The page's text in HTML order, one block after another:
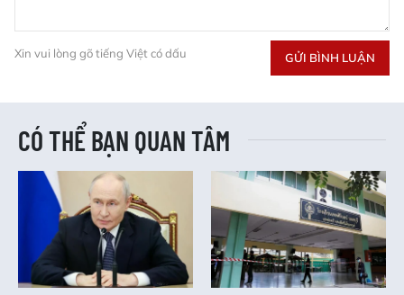
Xin vui lòng gõ tiếng Việt có dấu GỬI BÌNH LUẬN
CÓ THỂ BẠN QUAN TÂM